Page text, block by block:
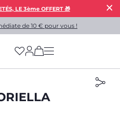
LE 3ème OFFERT 🎁
de 10 € pour vous !
(has more options